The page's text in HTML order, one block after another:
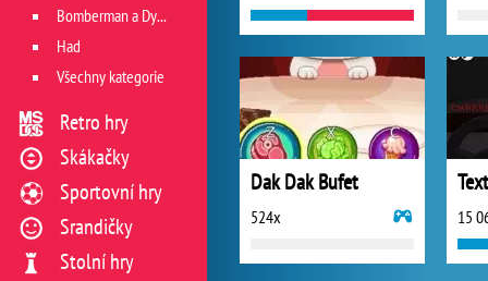
Dak Dak Bufet
524x 15
Bomberman a Dyna Blaster
Had
Všechny kategorie
Retro hry
Skákačky
Sportovní hry
Srandičky
Stolní hry